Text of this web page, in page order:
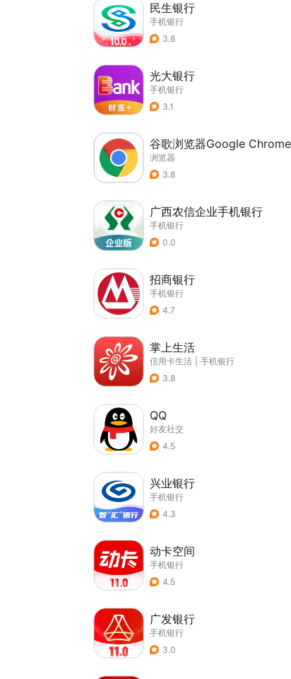
民生银行
手机银行
3.8
光大银行
手机银行
3.1
谷歌浏览器Google Chrome
浏览器
3.8
广西农信企业手机银行
手机银行
0.0
招商银行
手机银行
4.7
掌上生活
信用卡生活
手机银行
3.8
QQ
好友社交
4.5
兴业银行
手机银行
4.3
动卡空间
手机银行
4.5
广发银行
手机银行
3.0